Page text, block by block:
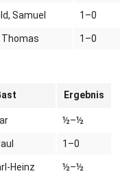
Samuel 1–0
Thomas 1–0
Ergebnis
½–½
1–0
Heinz ½–½